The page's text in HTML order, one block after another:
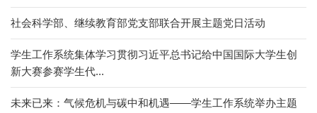
社会科学部、继续教育部党支部联合开展主题党日活动
学生工作系统集体学习贯彻习近平总书记给中国国际大学生创
新大赛参赛学生代...
未来已来：气候危机与碳中和机遇——学生工作系统举办主题